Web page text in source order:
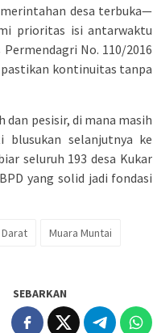
desa terbuka—
prioritas isi antarwaktu
No. 110/2016
kontinuitas tanpa
dan pesisir, di mana masih
blusukan selanjutnya ke
seluruh 193 desa Kukar
yang solid jadi fondasi
Muara Muntai
SEBARKAN